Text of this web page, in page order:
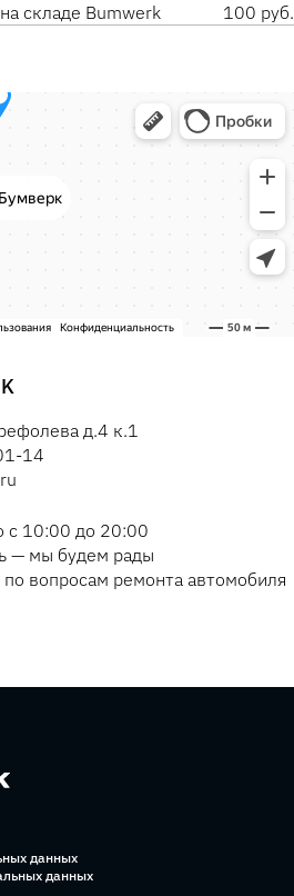
складе Bumwerk 100 руб.
д.4 к.1
14
с 10:00 до 20:00
— мы будем рады
по вопросам ремонта автомобиля
данных
данных